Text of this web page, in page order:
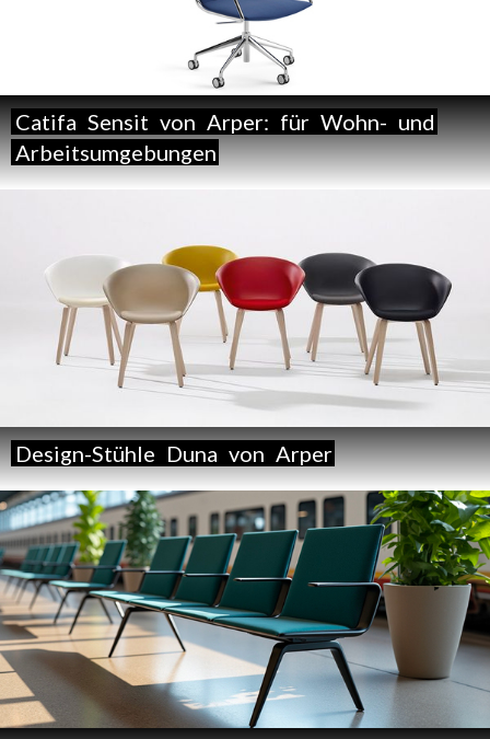
Catifa Sensit von Arper: für Wohn- und
Arbeitsumgebungen
Design-Stühle Duna von Arper